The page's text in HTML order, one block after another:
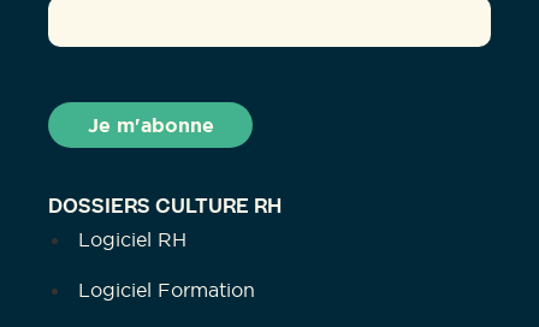
DOSSIERS CULTURE RH
Logiciel RH
Logiciel Formation